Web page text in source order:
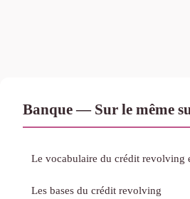
Banque — Sur le même
Le vocabulaire du crédit revolving
Les bases du crédit revolving